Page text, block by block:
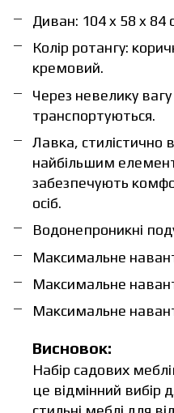
Диван: 104 x 58 x 84
Колір ротангу:
кремовий.
Через невелику
транспортуються.
Лавка, стилістично
найбільшим
забезпечують
осіб.
Водонепроникні
Максимальне
Максимальне
Максимальне
Висновок:
Набір садових
це відмінний вибір